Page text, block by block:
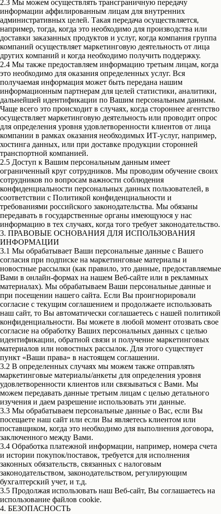
2.3 Мы можем осуществлять трансграничную передачу
информации аффилированным лицам для внутренних
административных целей. Такая передача осуществляется,
например, тогда, когда это необходимо для производства или
доставки заказанных продуктов и услуг, когда компания группа
компаний осуществляет маркетинговую деятельность от лица
других компаний и когда необходимо получить поддержку.
2.4 Мы также предоставляем информацию третьим лицам, когда
это необходимо для оказания определенных услуг. Вся
получаемая информация может быть передана нашим
информационным партнерам для целей статистики, аналитики,
дальнейшей идентификации по Вашим персональным данным.
Чаще всего это происходит в случаях, когда стороннее агентство
осуществляет маркетинговую деятельность или проводит опрос
для определения уровня удовлетворенности клиентов от лица
компании в рамках оказания необходимых ИТ-услуг, например,
хостинга данных, или при доставке продукции сторонней
транспортной компанией.
2.5 Доступ к Вашим персональным данным имеет
ограниченный круг сотрудников. Мы проводим обучение своих
сотрудников по вопросам важности соблюдения
конфиденциальности персональных данных пользователей, в
соответствии с Политикой конфиденциальности и
требованиями российского законодательства. Мы обязаны
передавать в государственные органы имеющуюся у нас
информацию в тех случаях, когда того требует законодательство.
3. ПРАВОВЫЕ ОСНОВАНИЯ ДЛЯ ИСПОЛЬЗОВАНИЯ
ИНФОРМАЦИИ
3.1 Мы обрабатывает Ваши персональные данные с Вашего
согласия при подписке на маркетинговые материалы и
новостные рассылки (как правило, это данные, предоставляемые
Вами в онлайн-формах на нашем Веб-сайте или в рекламных
материалах). Мы обрабатываем Ваши персональные данные и
при посещении нашего сайта. Если Вы проигнорировали
согласие с текущим соглашением и продолжаете использовать
наш сайт, то Вы автоматически соглашаетесь с нашей политикой
конфиденциальности. Вы можете в любой момент отозвать свое
согласие на обработку Ваших персональных данных с целью
идентификации, обратной связи и получение маркетинговых
материалов или новостных рассылок. Для этого существует
пункт «Ваши права» в настоящем соглашении.
3.2 В определенных случаях мы можем также отправлять
маркетинговые материалы/анкеты для определения уровня
удовлетворенности клиентов или связываться с Вами. Мы
можем передавать данные третьим лицам с целью детального
изучения и даем разрешение использовать эти данные.
3.3 Мы обрабатываем персональные данные о Вас, если Вы
посещаете наш сайт или если Вы являетесь клиентом или
поставщиком, когда это необходимо для выполнения договора,
заключенного между Вами.
3.4 Обработка платежной информации, например, номера счета
и истории покупок/поставок, требуется для исполнения
законных обязательств, связанных с налоговым
законодательством, законодательством, регулирующим
бухгалтерский учет, и т.д.
3.5 Продолжая использовать наш Веб-сайт, Вы соглашаетесь на
использование файлов cookie.
4. БЕЗОПАСНОСТЬ